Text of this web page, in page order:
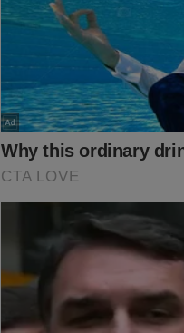
do Operador
monitoramento do
A cidade do Rio de
do Mundo de 2014 e nas
investimentos fosse
que deu errado?
Não acredito que
a violência é um
ações
últimos anos, o
a segurança